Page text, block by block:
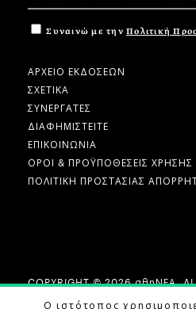
Συναινώ με την Πολιτική
ΑΡΧΕΙΟ ΕΚΔΟΣΕΩΝ
ΣΧΕΤΙΚΑ
ΣΥΝΕΡΓΑΤΕΣ
ΔΙΑΦΗΜΙΣΤΕΙΤΕ
ΕΠΙΚΟΙΝΩΝΙΑ
ΟΡΟΙ & ΠΡΟΫΠΟΘΕΣΕΙΣ ΧΡΗΣΗΣ
ΠΟΛΙΤΙΚΗ ΠΡΟΣΤΑΣΙΑΣ
COPYRIGHT © 2026 αθηΝΕΑ,
DESIGN BY
.
Ο ιστότοπος